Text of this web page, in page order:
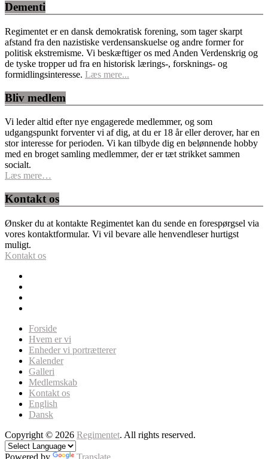
Dementi
Regimentet er en dansk demokratisk forening, som tager skarpt
afstand fra den nazistiske verdensanskuelse og andre former for
politisk ekstremisme. Vi beskæftiger os med Anden Verdenskrig og
de tyske tropper ud fra en historisk lærings-, forsknings- og
formidlingsinteresse. Læs mere...
Bliv medlem
Vi leder altid efter nye engagerede medlemmer, og som
udgangspunkt forventer vi af dig, at du er 18 år eller derover, har en
stor interesse for perioden. Vi kan tilbyde dig en belønnende hobby
med en broget samling medlemmer, der er tæt strikket sammen
socialt.
Læs mere…
Kontakt os
Ønsker du at kontakte Regimentet kan du sende en forespørgsel via
vores kontaktformular. Vi vil bevare alle henvendleser hurtigst
muligt.
Kontakt os
Forside
Hvem er vi
Enheder vi portrætterer
Kalender
Galleri
Medlemskab
Kontakt os
English
Dansk
Copyright © 2026 Regimentet. All rights reserved.
Powered by Translate